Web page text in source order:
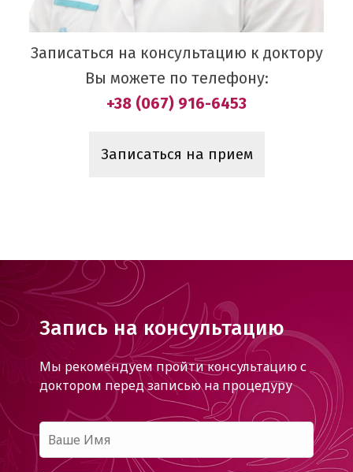
Записаться на консультацию к доктору
Вы можете по телефону:
+38 (067) 916-6453
Записаться на прием
Запись на консультацию
Мы рекомендуем пройти консультацию с
доктором перед записью на процедуру